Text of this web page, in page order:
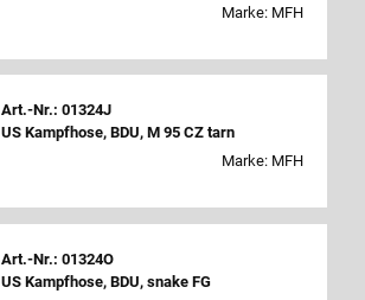
Marke: MFH
Art.-Nr.: 01324J
US Kampfhose, BDU, M 95 CZ tarn
Marke: MFH
Art.-Nr.: 01324O
US Kampfhose, BDU, snake FG